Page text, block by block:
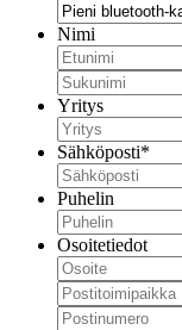
Nimi
Yritys
Sähköposti*
Puhelin
Osoitetiedot